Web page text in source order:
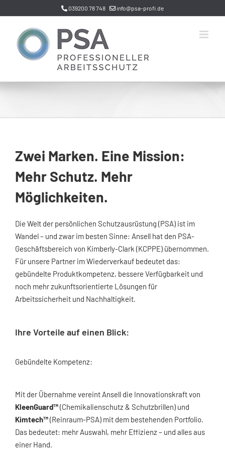
Inhalt
springen
039200 78 748 info@psa-profi.de
Zwei Marken. Eine Mission:
Mehr Schutz. Mehr
Möglichkeiten.
Die Welt der persönlichen Schutzausrüstung (PSA) ist im
Wandel – und zwar im besten Sinne: Ansell hat den PSA-
Geschäftsbereich von Kimberly-Clark (KCPPE) übernommen.
Für unsere Partner im Wiederverkauf bedeutet das:
gebündelte Produktkompetenz, bessere Verfügbarkeit und
noch mehr zukunftsorientierte Lösungen für
Arbeitssicherheit und Nachhaltigkeit.
Ihre Vorteile auf einen Blick:
Gebündelte Kompetenz:
Mit der Übernahme vereint Ansell die Innovationskraft von
KleenGuard™(Chemikalienschutz & Schutzbrillen) und
Kimtech™(Reinraum-PSA) mit dem bestehenden Portfolio.
Das bedeutet: mehr Auswahl, mehr Effizienz – und alles aus
einer Hand.